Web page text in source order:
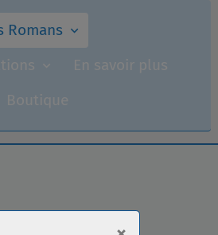
Romans
En savoir plus
Boutique